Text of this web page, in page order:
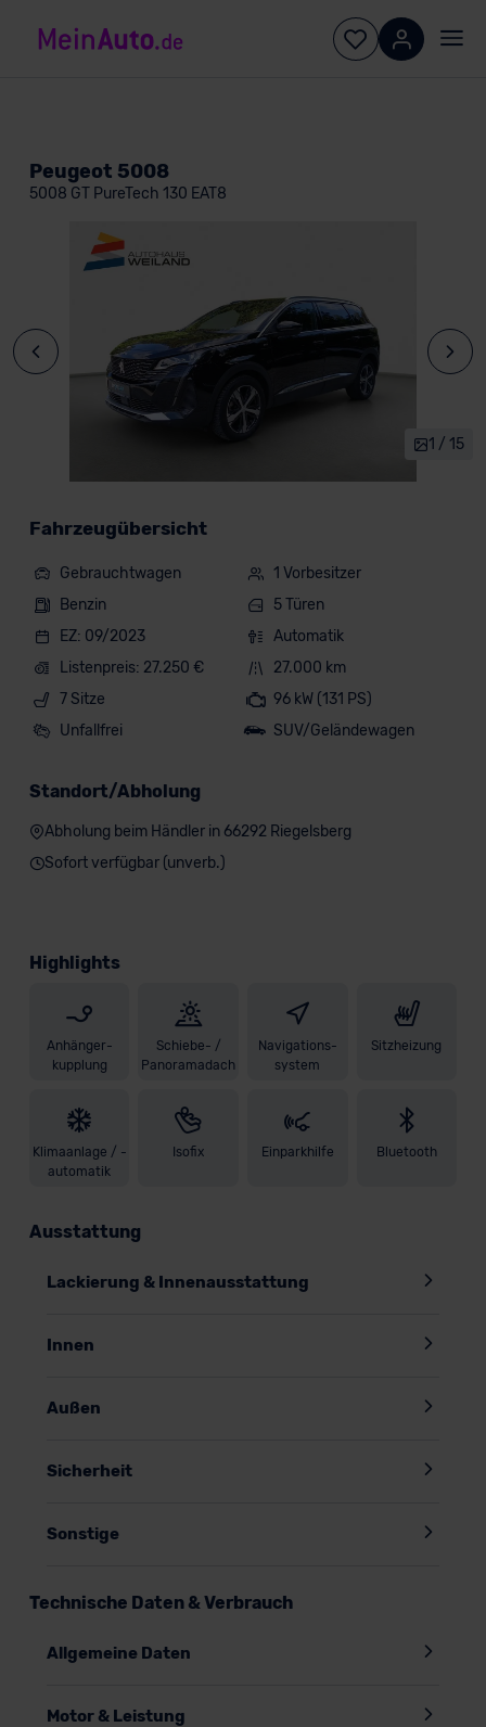
Peugeot 5008
5008 GT PureTech 130 EAT8
1 / 15
Fahrzeugübersicht
Gebrauchtwagen
1 Vorbesitzer
Benzin
5 Türen
EZ: 09/2023
Automatik
Listenpreis: 27.250 €
27.000 km
7 Sitze
96 kW (131 PS)
Unfallfrei
SUV/Geländewagen
Standort/Abholung
Abholung beim Händler in 66292 Riegelsberg
Sofort verfügbar (unverb.)
Highlights
Anhänger-
kupplung
Schiebe- /
Panoramadach
Navigations-
system
Sitzheizung
Klimaanlage / -
automatik
Isofix Einparkhilfe Bluetooth
Ausstattung
Lackierung & Innenausstattung
Innen
Außen
Sicherheit
Sonstige
Technische Daten & Verbrauch
Allgemeine Daten
Motor & Leistung